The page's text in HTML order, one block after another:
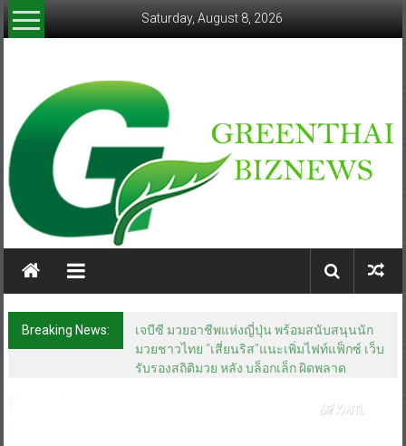
Skip
to
Saturday, August 8, 2026
greenthaibiznews.com
Breaking News:
เจบีซี มวยอาชีพแห่งญี่ปุ่น พร้อมสนับสนุนนัก
มวยชาวไทย “เสี่ยนริส”แนะเพิ่มไฟท์แฟ็กซ์ เว็บ
รับรองสถิติมวย หลัง บล็อกเล็ก ผิดพลาด